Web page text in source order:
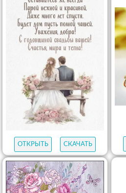
ОТКРЫТЬ СКАЧАТЬ